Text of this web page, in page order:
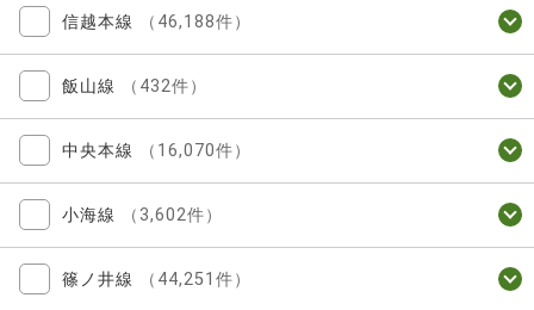
信越本線 （46,188件）
飯山線 （432件）
中央本線 （16,070件）
小海線 （3,602件）
篠ノ井線 （44,251件）